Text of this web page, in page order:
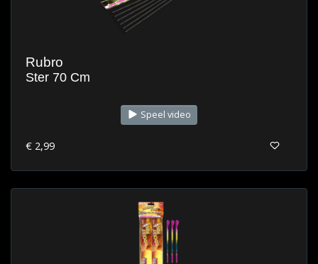
Rubro
Ster 70 Cm
Speel video
€ 2,99